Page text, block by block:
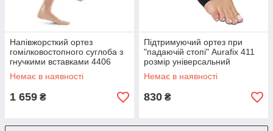
Напівжорсткий ортез
гомілковостопного суглоба з
гнучкими вставками 4406
Orliman
Немає в наявності
1 659 ₴
Підтримуючий ортез при
"падаючій стопі" Aurafix 411
розмір універсальний
Немає в наявності
830 ₴